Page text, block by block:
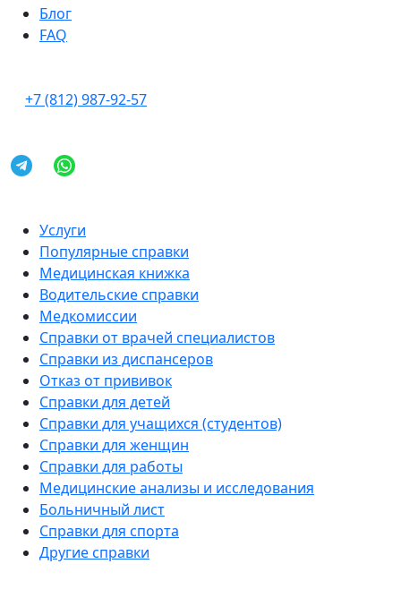
Услуги
Популярные справки
Медицинская книжка
Водительские справки
Медкомиссии
Справки от врачей специалистов
Справки из диспансеров
Отказ от прививок
Справки для детей
Справки для учащихся (студентов)
Справки для женщин
Справки для работы
Медицинские анализы и исследования
Больничный лист
Справки для спорта
Другие справки
Блог
FAQ
+7 (812) 987-92-57